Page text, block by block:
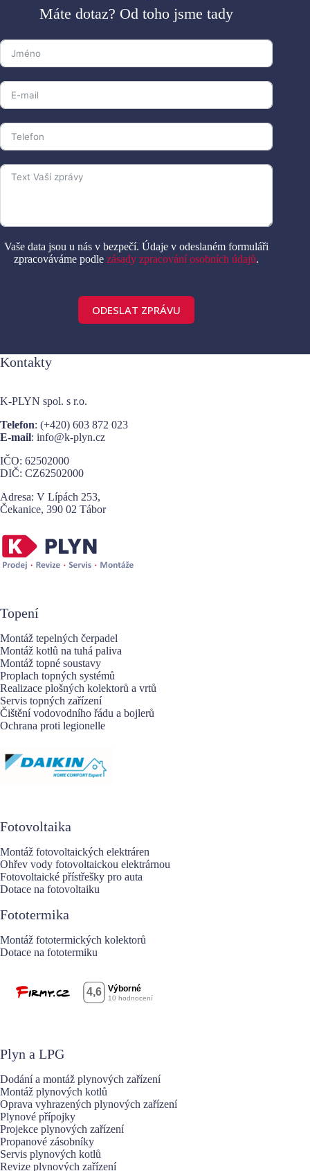
Máte dotaz? Od toho jsme tady
Vaše data jsou u nás v bezpečí. Údaje v odeslaném formuláři
zpracováváme podlezásady zpracování osobních údajů.
ODESLAT ZPRÁVU
l
t
n
a
t
i
v
e
Kontakty
K-PLYN spol. s r.o.
Telefon: (+420) 603 872 023
E-mail: info@k-plyn.cz
IČO: 62502000
DIČ: CZ62502000
Adresa: V Lípách 253,
Čekanice, 390 02 Tábor
Topení
Montáž tepelných čerpadel
Montáž kotlů na tuhá paliva
Montáž topné soustavy
Proplach topných systémů
Realizace plošných kolektorů a vrtů
Servis topných zařízení
Čištění vodovodního řádu a bojlerů
Ochrana proti legionelle
Fotovoltaika
Montáž fotovoltaických elektráren
Ohřev vody fotovoltaickou elektrárnou
Fotovoltaické přístřešky pro auta
Dotace na fotovoltaiku
Fototermika
Montáž fototermických kolektorů
Dotace na fototermiku
Plyn a LPG
Dodání a montáž plynových zařízení
Montáž plynových kotlů
Oprava vyhrazených plynových zařízení
Plynové přípojky
Projekce plynových zařízení
Propanové zásobníky
Servis plynových kotlů
Revize plynových zařízení